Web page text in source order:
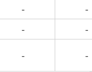
-
-
-
-
- -